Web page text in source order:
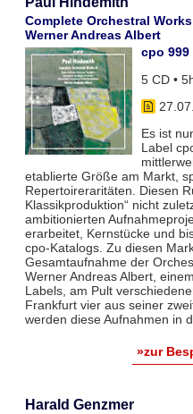
Complete Orchestral Works
Werner Andreas Albert
cpo 999
5 CD •
Es ist
Label
etablierte Größe am Markt,
Repertoireraritäten. Diesen
Klassikproduktion“ nicht
ambitionierten
erarbeitet, Kernstücke und
cpo-Katalogs. Zu diesen
Gesamtaufnahme der
Werner Andreas Albert,
Labels, am Pult
Frankfurt vier aus seiner
werden diese Aufnahmen in
»zur
Harald Genzmer